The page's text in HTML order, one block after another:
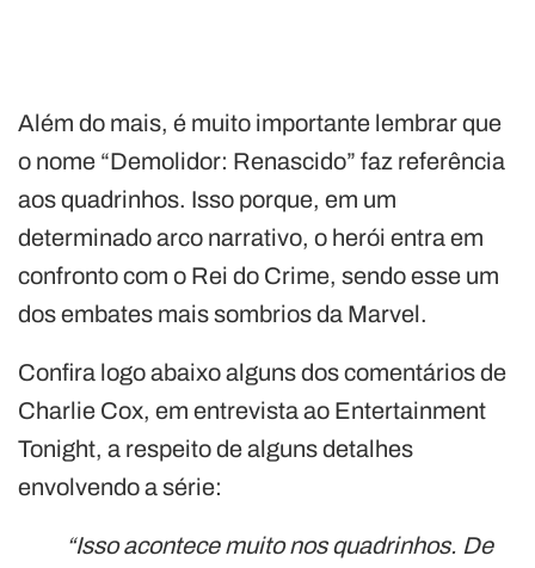
Além do mais, é muito importante lembrar que
o nome “Demolidor: Renascido” faz referência
aos quadrinhos. Isso porque, em um
determinado arco narrativo, o herói entra em
confronto com o Rei do Crime, sendo esse um
dos embates mais sombrios da Marvel.
Confira logo abaixo alguns dos comentários de
Charlie Cox, em entrevista ao Entertainment
Tonight, a respeito de alguns detalhes
envolvendo a série:
“Isso acontece muito nos quadrinhos. De